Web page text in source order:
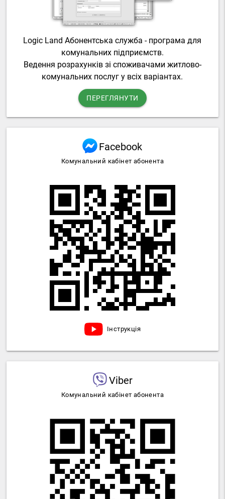
Logic Land Абонентська служба - програма для
комунальних підприємств.
Ведення розрахунків зі споживачами житлово-
комунальних послуг у всіх варіантах.
ПЕРЕГЛЯНУТИ
Facebook
Комунальний кабінет абонента
Інструкція
Viber
Комунальний кабінет абонента